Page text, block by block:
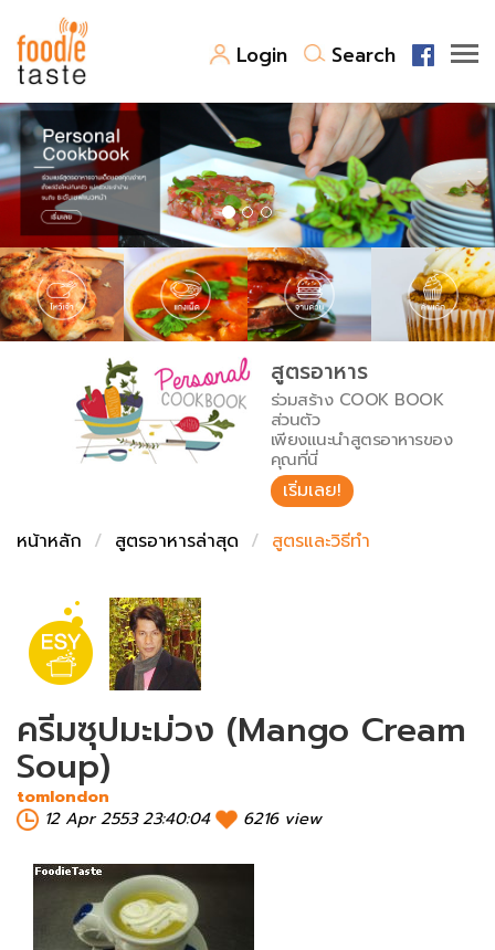
Login Search
สูตรอาหาร
สูตรอาหารล่าสุด
Top Foodie
พาไปชิม
สารพันก้นครัว
เคล็ดลับน่ารู้
เปรียบเทียบหน่วยการตวง
เปรียบเทียบอุณหภูมิ
เปรียบเทียบน้ำหนักวัตถุดิบ
FoodPedia
สร้าง Cookbook
สูตรอาหาร
ร่วมสร้าง COOK BOOK
ส่วนตัว
เพียงแนะนำสูตรอาหารของ
คุณที่นี่
เริ่มเลย!
หน้าหลัก
สูตรอาหารล่าสุด สูตรและวิธีทำ
ครีมซุปมะม่วง (Mango Cream
Soup)
tomlondon
12 Apr 2553 23:40:04
6216 view